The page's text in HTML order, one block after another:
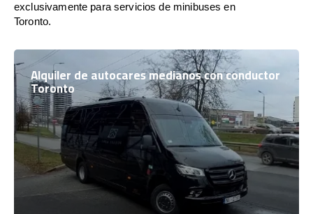
exclusivamente para servicios de minibuses en
Toronto.
Alquiler de autocares medianos con conductor
Toronto